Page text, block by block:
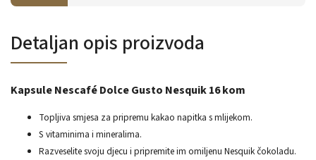
Detaljan opis proizvoda
Kapsule Nescafé Dolce Gusto Nesquik 16 kom
Topljiva smjesa za pripremu kakao napitka s mlijekom.
S vitaminima i mineralima.
Razveselite svoju djecu i pripremite im omiljenu Nesquik čokoladu.